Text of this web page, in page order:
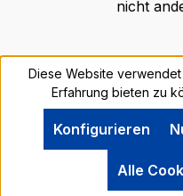
nicht
Diese Website
Erfahrung bieten zu
Konfigurieren
Alle